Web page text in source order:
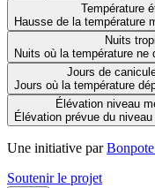
Température
Hausse de la température
Nuits
Nuits où la température ne
Jours de
Jours où la température
Élévation niveau
Élévation prévue du
Une initiative par
Soutenir le projet